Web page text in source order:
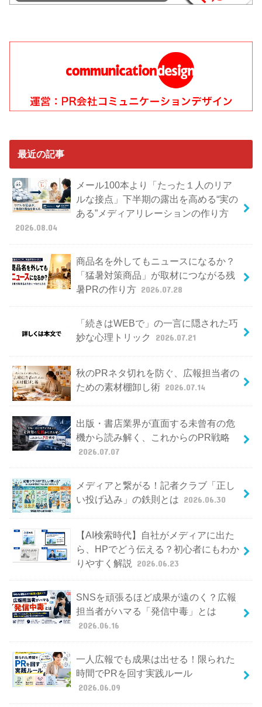
最近の記事
メール100本より「たった１人のリア
ルな接点」下半期の露出を高める“実の
ある”メディアリレーションの作り方
2026.08.04
商品名を外してもニュースになるか？
「猛暑対策商品」が取材につながる残
暑PRの作り方 2026.07.28
「続きはWEBで」の一言に隠された巧
妙な心理トリック
2026.07.21
秋のPRネタ切れを防ぐ、広報担当者の
ための素材棚卸し術 2026.07.14
出版・書店業界が直面する未曾有の危
機から読み解く、これからのPR戦略
2026.07.07
メディアと繋がる！記者クラブ「正し
い投げ込み」の鉄則とは 2026.06.30
【AI検索時代】自社がメディアに出た
ら、HPでどう伝える？初心者にもわか
りやすく解説
2026.06.23
SNSを頑張るほど成果が遠のく？広報
担当者がハマる「発信中毒」とは
2026.06.16
一人広報でも成果は出せる！限られた
時間でPRを回す実践ルール
2026.06.09